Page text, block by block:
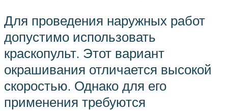
Для проведения наружных работ
допустимо использовать
краскопульт. Этот вариант
окрашивания отличается высокой
скоростью. Однако для его
применения требуются